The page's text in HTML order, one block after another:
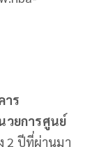
าร
วยการศูนย์
2 ปีที่ผ่านมา